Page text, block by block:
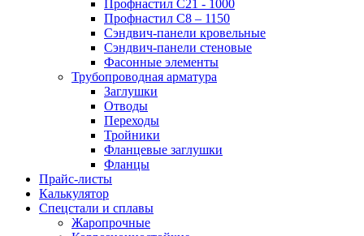
Профнастил С21 - 1000
Профнастил С8 – 1150
Сэндвич-панели кровельные
Сэндвич-панели стеновые
Фасонные элементы
Трубопроводная арматура
Заглушки
Отводы
Переходы
Тройники
Фланцевые заглушки
Фланцы
Прайс-листы
Калькулятор
Спецстали и сплавы
Жаропрочные